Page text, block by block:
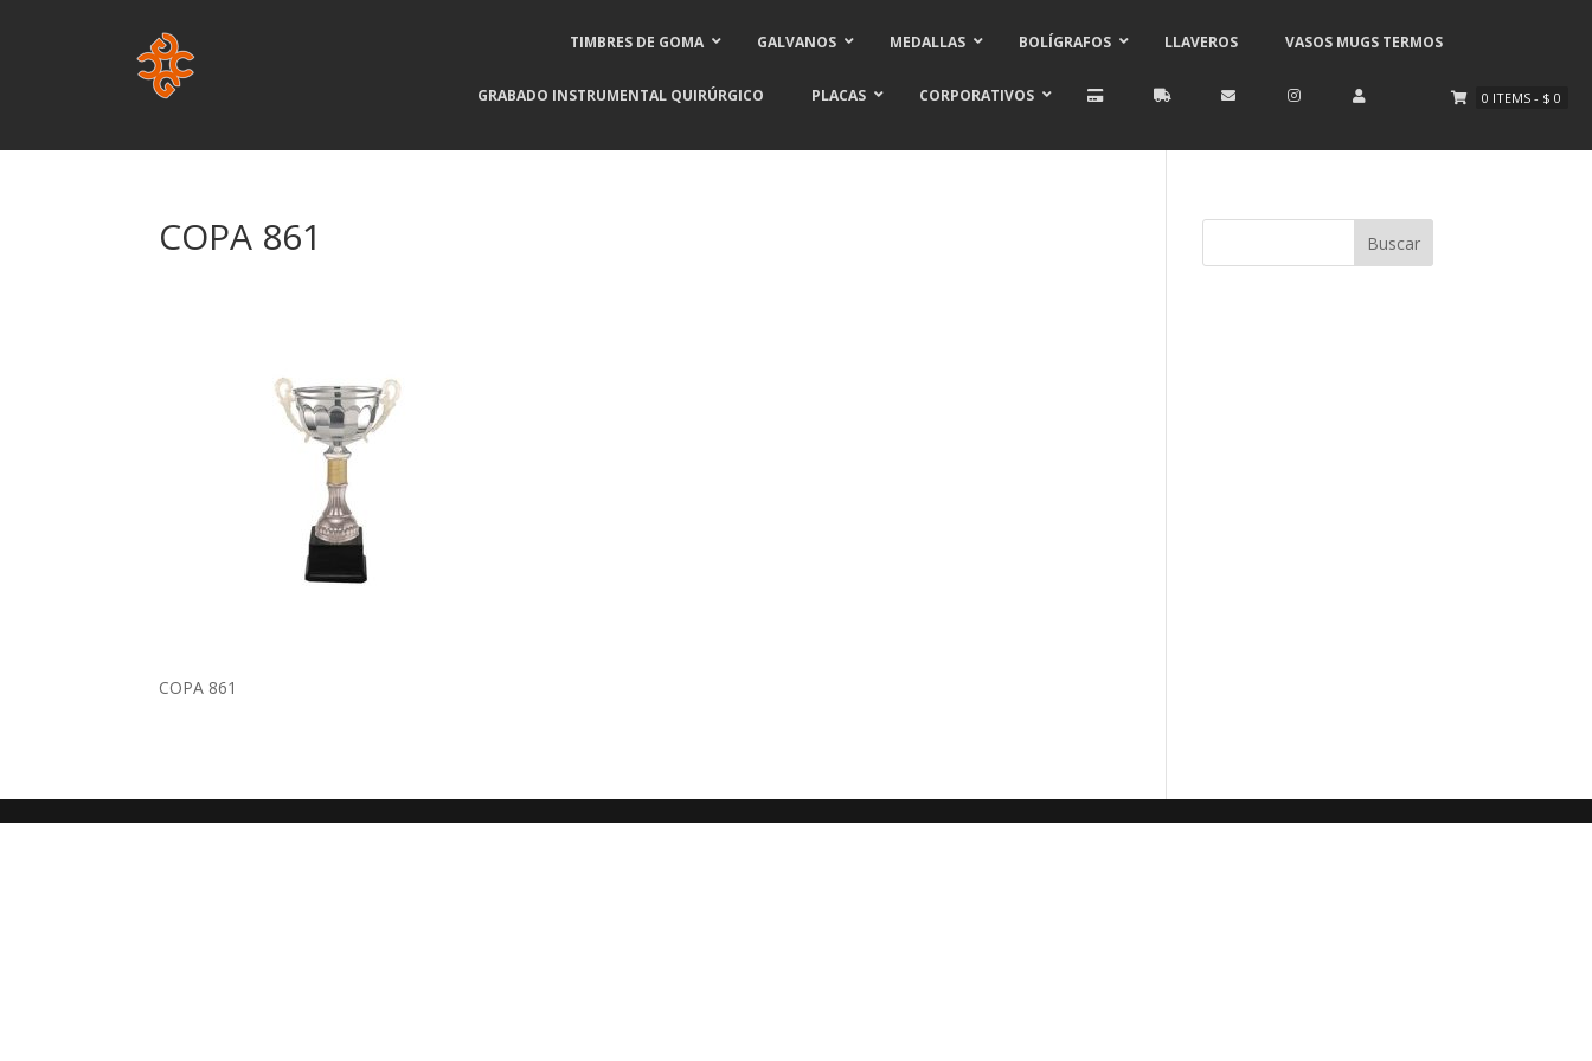
TIMBRES DE GOMA GALVANOS MEDALLAS BOLÍGRAFOS LLAVEROS VASOS MUGS TERMOS
GRABADO INSTRUMENTAL QUIRÚRGICO PLACAS CORPORATIVOS 0 ITEMS - $ 0
COPA 861
COPA 861